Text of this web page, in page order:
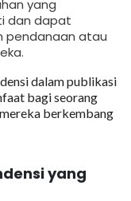
yang
dan dapat
pendanaan atau
dalam publikasi
bagi seorang
berkembang
yang